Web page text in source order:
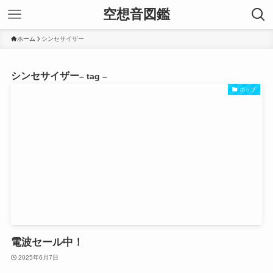
空想音図鑑
ホーム シンセサイザー
シンセサイザー– tag –
ポップ
電波セール中！
2025年6月7日